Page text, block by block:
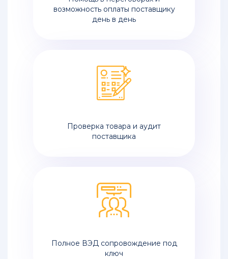
возможность оплаты поставщику
день в день
Проверка товара и аудит
поставщика
Полное ВЭД сопровождение под
ключ